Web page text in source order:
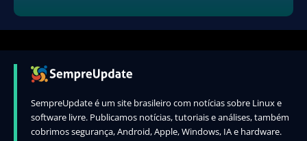
SempreUpdate é um site brasileiro com notícias sobre Linux e
software livre. Publicamos notícias, tutoriais e análises, também
cobrimos segurança, Android, Apple, Windows, IA e hardware.